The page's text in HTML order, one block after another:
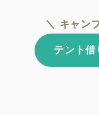
＼ キャン
テント